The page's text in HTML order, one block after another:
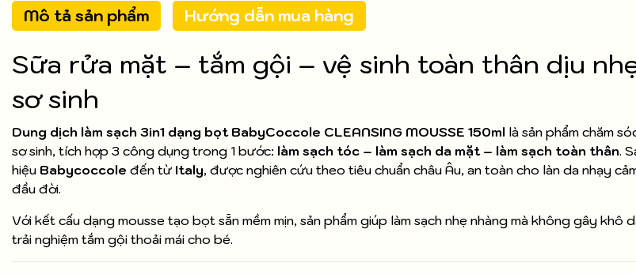
Mô tả sản phẩm Hướng dẫn mua hàng
Sữa rửa mặt – tắm gội – vệ sinh toàn thân dịu
sơ sinh
Dung dịch làm sạch 3in1 dạng bọt BabyCoccole CLEANSING MOUSSE 150ml là sản phẩm chăm
sơ sinh, tích hợp 3 công dụng trong 1 bước: làm sạch tóc – làm sạch da mặt – làm sạch toàn thân.
hiệu Babycoccole đến từ Italy, được nghiên cứu theo tiêu chuẩn châu Âu, an toàn cho làn da nhạy
đầu đời.
Với kết cấu dạng mousse tạo bọt sẵn mềm mịn, sản phẩm giúp làm sạch nhẹ nhàng mà không gây khô
trải nghiệm tắm gội thoải mái cho bé.